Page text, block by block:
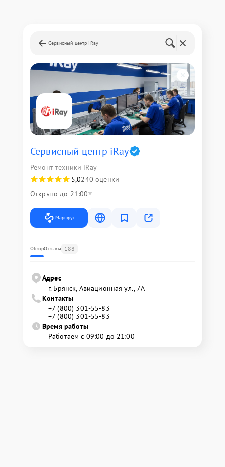
Сервисный центр iRay
Сервисный центр iRay
Ремонт техники iRay
5,0240 оценки
Открыто до 21:00
Маршрут
ОбзорОтзывы 188
Адрес
г. Брянск, Авиационная ул., 7А
Контакты
+7 (800) 301-55-83
+7 (800) 301-55-83
Время работы
Работаем с 09:00 до 21:00